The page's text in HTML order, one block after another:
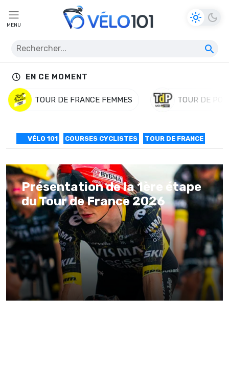
MENU
EN CE MOMENT
TOUR DE FRANCE FEMMES TOUR DE
VÉLO 101 COURSES CYCLISTES TOUR DE FRANCE
Présentation de la 1ère étape
du Tour de France 2026